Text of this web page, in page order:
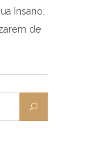
Insano,
de